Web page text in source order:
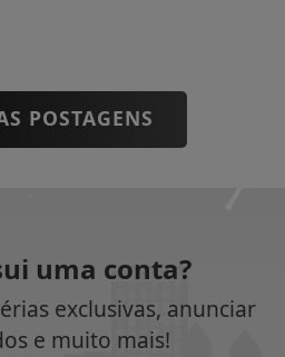
POSTAGENS
uma conta?
exclusivas, anunciar
e muito mais!